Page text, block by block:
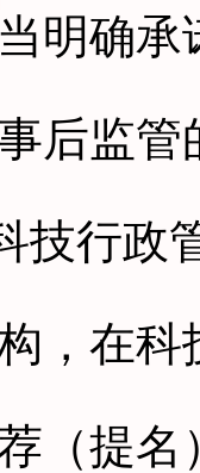
明确承
后监管
技行政
，在科
（提名